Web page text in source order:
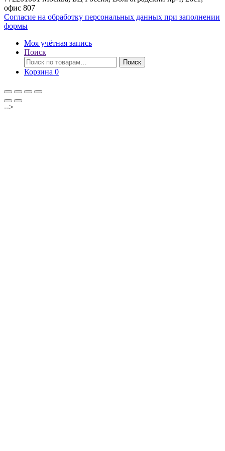
офис 807
Согласие на обработку персональных данных при заполнении
формы
Моя учётная запись
Поиск
Искать:
Поиск
Корзина 0
-->